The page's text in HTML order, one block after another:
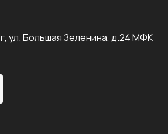
ул. Большая Зеленина, д.24 МФК